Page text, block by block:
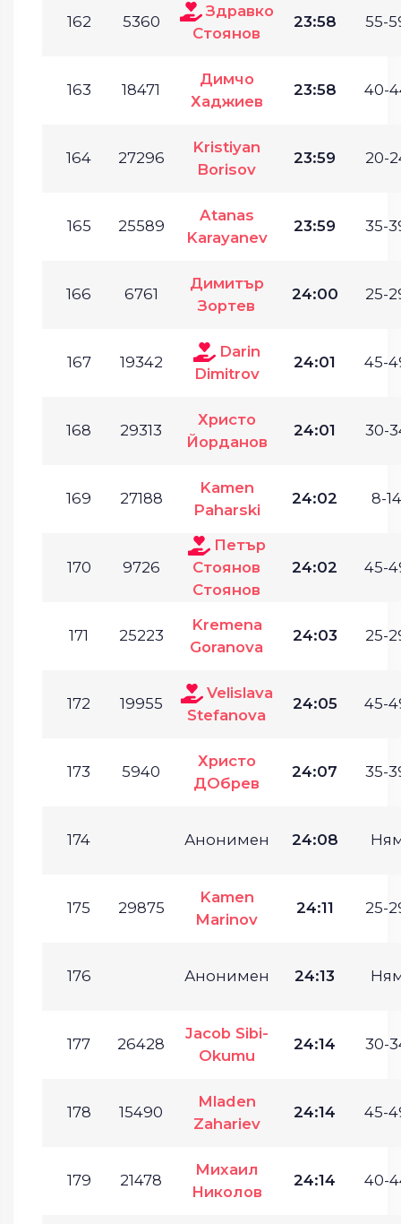
162 5360
Здравко
Стоянов
23:58 55-
163 18471
Димчо
Хаджиев
23:58 40-
164 27296
Kristiyan
Borisov
23:59 20-
165 25589
Atanas
Karayanev
23:59 35-
166 6761
Димитър
Зортев
24:00 25-
167 19342
Darin
Dimitrov
24:01 45-
168 29313
Христо
Йорданов
24:01 30-
169 27188
Kamen
Paharski
24:02 8-
170 9726
Петър
Стоянов
Стоянов
24:02 45-
171 25223
Kremena
Goranova
24:03 25-
172 19955
Velislava
Stefanova
24:05 45-
173 5940
Христо
ДОбрев
24:07 35-
174 Анонимен 24:08
175 29875
Kamen
Marinov
24:11 25-
176 Анонимен 24:13
177 26428
Jacob Sibi-
Okumu
24:14 30-
178 15490
Mladen
Zahariev
24:14 45-
179 21478
Михаил
Николов
24:14 40-